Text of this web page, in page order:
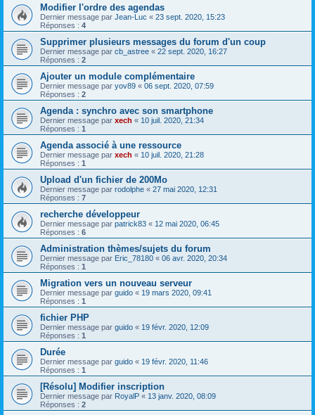
Modifier l'ordre des agendas
Dernier message par Jean-Luc « 23 sept. 2020, 15:23
Réponses : 4
Supprimer plusieurs messages du forum d'un coup
Dernier message par cb_astree « 22 sept. 2020, 16:27
Réponses : 2
Ajouter un module complémentaire
Dernier message par yov89 « 06 sept. 2020, 07:59
Réponses : 2
Agenda : synchro avec son smartphone
Dernier message par xech « 10 juil. 2020, 21:34
Réponses : 1
Agenda associé à une ressource
Dernier message par xech « 10 juil. 2020, 21:28
Réponses : 1
Upload d'un fichier de 200Mo
Dernier message par rodolphe « 27 mai 2020, 12:31
Réponses : 7
recherche développeur
Dernier message par patrick83 « 12 mai 2020, 06:45
Réponses : 6
Administration thèmes/sujets du forum
Dernier message par Eric_78180 « 06 avr. 2020, 20:34
Réponses : 1
Migration vers un nouveau serveur
Dernier message par guido « 19 mars 2020, 09:41
Réponses : 1
fichier PHP
Dernier message par guido « 19 févr. 2020, 12:09
Réponses : 1
Durée
Dernier message par guido « 19 févr. 2020, 11:46
Réponses : 1
[Résolu] Modifier inscription
Dernier message par RoyalP « 13 janv. 2020, 08:09
Réponses : 2